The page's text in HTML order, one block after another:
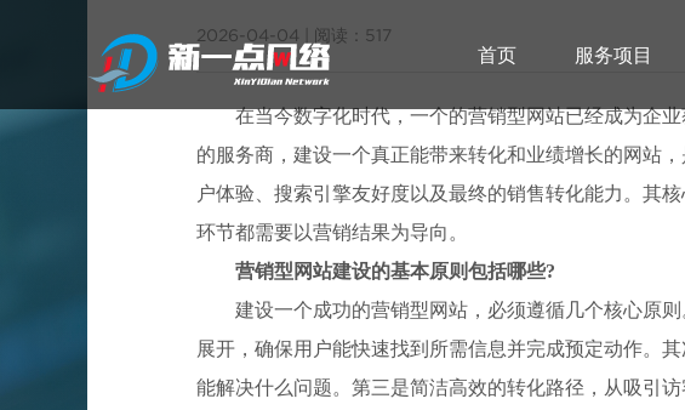
武汉网站建设
首页 服务项目
武汉专业营销
2026-04-04 阅读：517
在当今数字化时代，一个的营销型网站已经成为企
的服务商，建设一个真正能带来转化和业绩增长的网站
户体验、搜索引擎友好度以及最终的销售转化能力。其
环节都需要以营销结果为导向。
营销型网站建设的基本原则包括哪些?
建设一个成功的营销型网站，必须遵循几个核心原
展开，确保用户能快速找到所需信息并完成预定动作。
能解决什么问题。第三是简洁高效的转化路径，从吸引